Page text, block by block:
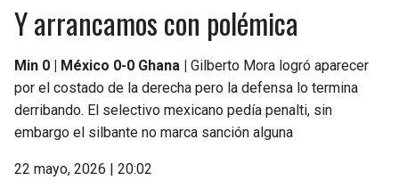
Y arrancamos con polémica
Min 0 | México 0-0 Ghana | Gilberto Mora logró aparecer
por el costado de la derecha pero la defensa lo termina
derribando. El selectivo mexicano pedía penalti, sin
embargo el silbante no marca sanción alguna
22 mayo, 2026 | 20:02